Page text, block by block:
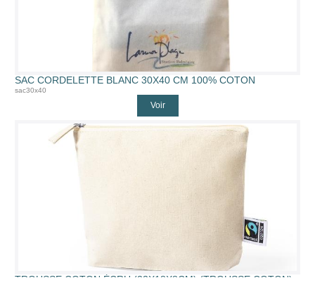
SAC CORDELETTE BLANC 30X40 CM 100% COTON
sac30x40
Voir
TROUSSE COTON ÉCRU (23X18X8CM) (TROUSSE COTON)